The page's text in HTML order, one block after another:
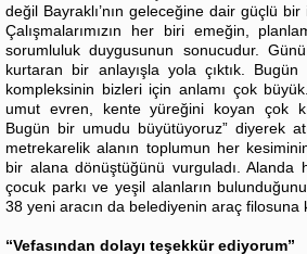
değil Bayraklı’nın geleceğine dair güçlü
Çalışmalarımızın her biri emeğin,
sorumluluk duygusunun sonucudur.
kurtaran bir anlayışla yola çıktık. Bugün
kompleksinin bizleri için anlamı çok
umut evren, kente yüreğini koyan çok
Bugün bir umudu büyütüyoruz” diyerek
metrekarelik alanın toplumun her
bir alana dönüştüğünü vurguladı. Alanda
çocuk parkı ve yeşil alanların
38 yeni aracın da belediyenin araç filosuna
“Vefasından dolayı teşekkür ediyorum”